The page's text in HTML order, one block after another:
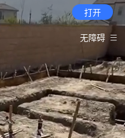
打开
无障碍